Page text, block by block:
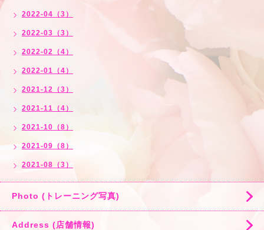
2022-04（3）
2022-03（3）
2022-02（4）
2022-01（4）
2021-12（3）
2021-11（4）
2021-10（8）
2021-09（8）
2021-08（3）
Photo (トレーニング写真)
Address (店舗情報)